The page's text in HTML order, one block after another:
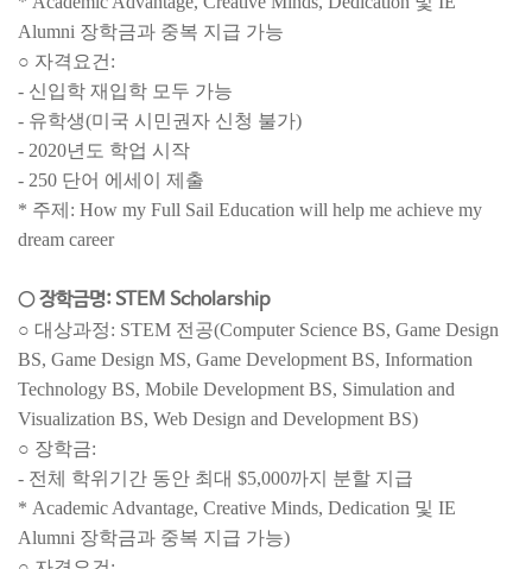
Alumni 장학금과 중복 지급 가능
○ 자격요건:
- 신입학 재입학 모두 가능
- 유학생(미국 시민권자 신청 불가)
- 2020년도 학업 시작
- 250 단어 에세이 제출
* 주제: How my Full Sail Education will help me achieve my
dream career
○ 장학금명: STEM Scholarship
○ 대상과정: STEM 전공(Computer Science BS, Game Design
BS, Game Design MS, Game Development BS, Information
Technology BS, Mobile Development BS, Simulation and
Visualization BS, Web Design and Development BS)
○ 장학금:
- 전체 학위기간 동안 최대 $5,000까지 분할 지급
* Academic Advantage, Creative Minds, Dedication 및 IE
Alumni 장학금과 중복 지급 가능)